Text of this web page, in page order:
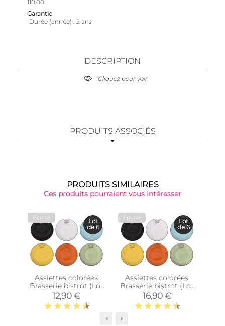
110,00
Garantie
Durée (année)
2 ans
DESCRIPTION
Cliquez pour voir
PRODUITS ASSOCIÉS
PRODUITS SIMILAIRES
Ces produits pourraient vous intéresser
Épuisé
Assiettes colorées
Brasserie bistrot (Lot
de 6) (Assiettes plates
- 21,5 cm)
12,90 €
Lot
de 6
Épuisé
Assiettes colorées
Brasserie bistrot (Lot
de 6) (Assiettes plates
- 27 cm)
16,90 €
Lot
de 6